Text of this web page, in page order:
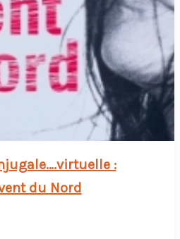
:
du Nord